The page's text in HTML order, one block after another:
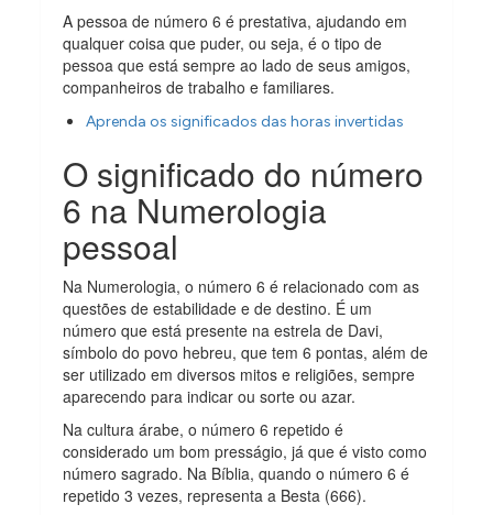
A pessoa de número 6 é prestativa, ajudando em
qualquer coisa que puder, ou seja, é o tipo de
pessoa que está sempre ao lado de seus amigos,
companheiros de trabalho e familiares.
Aprenda os significados das horas invertidas
O significado do número
6 na Numerologia
pessoal
Na Numerologia, o número 6 é relacionado com as
questões de estabilidade e de destino. É um
número que está presente na estrela de Davi,
símbolo do povo hebreu, que tem 6 pontas, além de
ser utilizado em diversos mitos e religiões, sempre
aparecendo para indicar ou sorte ou azar.
Na cultura árabe, o número 6 repetido é
considerado um bom presságio, já que é visto como
número sagrado. Na Bíblia, quando o número 6 é
repetido 3 vezes, representa a Besta (666).